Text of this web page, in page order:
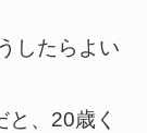
したらよい
、20歳く